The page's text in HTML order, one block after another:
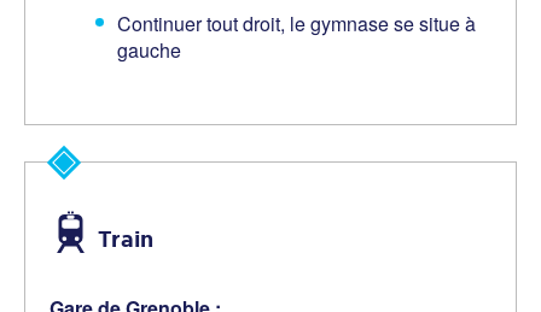
Continuer tout droit, le gymnase se situe à
gauche
Train